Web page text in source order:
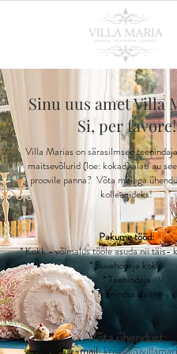
Sinu uus amet Villa
Si, perfavore!
Villa Marias on särasilmsed
maitsevõlurid (loe: kokad) alati au
proovile panna? Võta meiega
kolleegideks!
Pakume tööd:
* Kokk - võimalus tööle asuda nii täis-
* Suvehooaja kokk
* Teenindaja
* Teenindusabiline
Võta ühendust:
E-mail: